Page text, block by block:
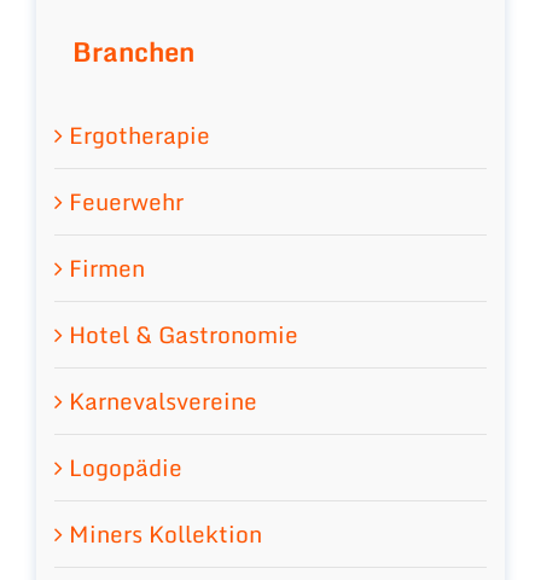
Branchen
Ergotherapie
Feuerwehr
Firmen
Hotel & Gastronomie
Karnevalsvereine
Logopädie
Miners Kollektion